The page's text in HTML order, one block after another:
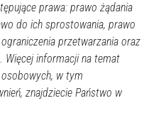
zobacz więcej zdjęć
prawa: prawo żądania
do ich sprostowania, prawo
przetwarzania oraz
Więcej informacji na temat
w tym
znajdziecie Państwo w